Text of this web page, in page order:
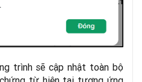
trình sẽ cập nhật toàn bộ